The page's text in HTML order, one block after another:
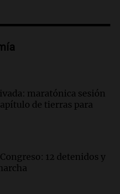
jueves
psicóloga experta
maratónica sesión
de tierras para
12 detenidos y